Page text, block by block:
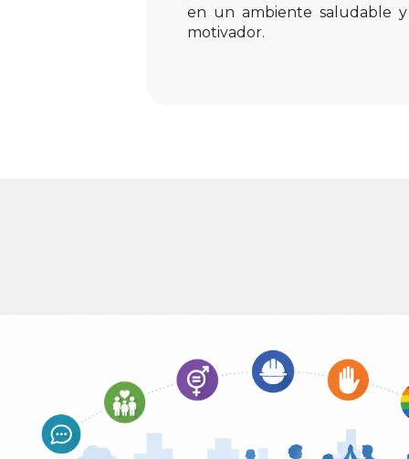
en un ambiente saludable y
motivador.